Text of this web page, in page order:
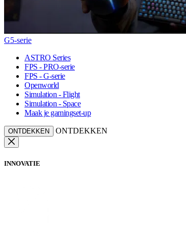
G5-serie
ASTRO Series
FPS - PRO-serie
FPS - G-serie
Openworld
Simulation - Flight
Simulation - Space
Maak je gamingset-up
ONTDEKKEN ONTDEKKEN
INNOVATIE